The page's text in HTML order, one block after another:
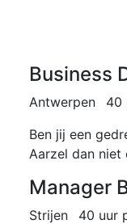
Business
Antwerpen 40
Ben jij een
Aarzel dan niet
Manager
Strijen 40 uur